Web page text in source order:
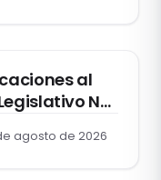
al
Nº
de
agosto de 2026